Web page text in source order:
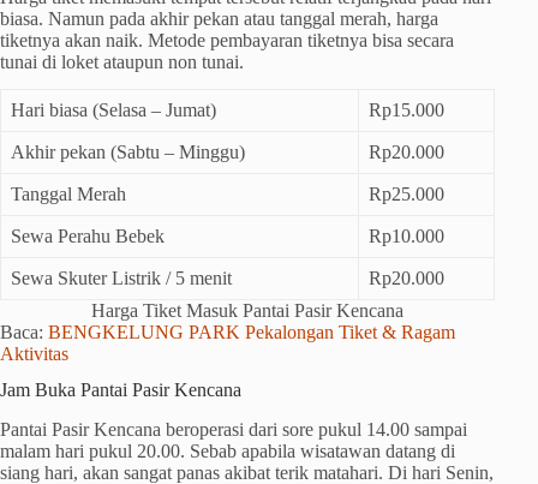
biasa. Namun pada akhir pekan atau tanggal merah, harga
tiketnya akan naik. Metode pembayaran tiketnya bisa secara
tunai di loket ataupun non tunai.
Hari biasa (Selasa – Jumat) Rp15.000
Akhir pekan (Sabtu – Minggu) Rp20.000
Tanggal Merah Rp25.000
Sewa Perahu Bebek Rp10.000
Sewa Skuter Listrik / 5 menit
Rp20.000
Harga Tiket Masuk Pantai Pasir Kencana
Baca: BENGKELUNG PARK Pekalongan Tiket & Ragam
Aktivitas
Jam Buka Pantai Pasir Kencana
Pantai Pasir Kencana beroperasi dari sore pukul 14.00 sampai
malam hari pukul 20.00. Sebab apabila wisatawan datang di
siang hari, akan sangat panas akibat terik matahari. Di hari Senin,